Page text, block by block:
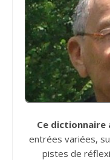
Ce dictionnaire
entrées variées,
pistes de